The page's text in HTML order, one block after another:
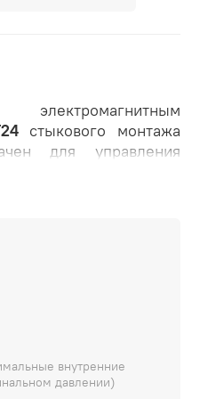
стыкового монтажа
для управления
станков или других
коммутация линий
положению «0»;
со стороны
линий
положению «а»;
со стороны
внутренние
давлении)